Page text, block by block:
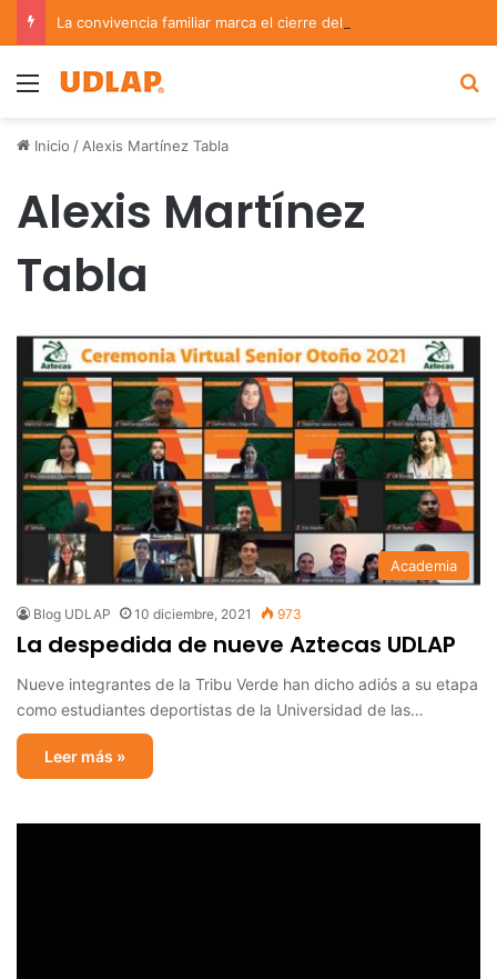
Menu
Inicio / Alexis Martínez Tabla
Alexis Martínez
Tabla
Academia
Blog UDLAP 10 diciembre, 2021 973
La despedida de nueve Aztecas UDLAP
Nueve integrantes de la Tribu Verde han dicho adiós a su etapa
como estudiantes deportistas de la Universidad de las…
Leer más »